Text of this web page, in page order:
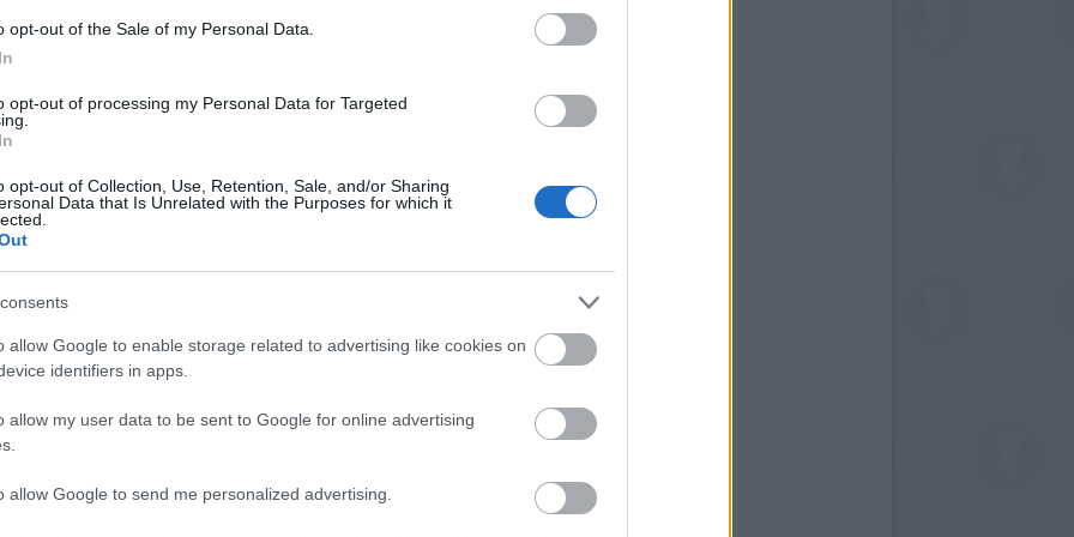
opt-out of the Sale of my Personal Data.
opt-out of processing my Personal Data for Targeted
opt-out of Collection, Use, Retention, Sale, and/or Sharing
Data that Is Unrelated with the Purposes for which it
allow Google to enable storage related to advertising like cookies on
identifiers in apps.
allow my user data to be sent to Google for online advertising
allow Google to send me personalized advertising.
A Szent György Napok és a MAGMA modern művészeti
tanítványa kiállítás sorozat második része, idén pedig az
Számokba fojtva
kamarazenekar szimfonikus koncertjével, a Tamási Áron
az Magyar Állami Népi Együttes 6 év után első erdélyi
turnéjával.
Fotózással és pezsgőzéssel startolt a XX-
2011. 05. 02.|Kultúrpart